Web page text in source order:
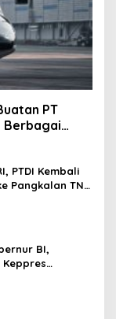
PT
Berbagai
PTDI Kembali
Pangkalan TNI
BI,
Keppres